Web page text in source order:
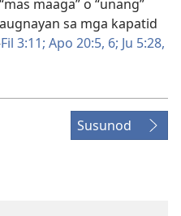
maaga” o “unang”
sa mga kapatid
Fil 3:11; Apo 20:5, 6; Ju 5:28,
Susunod